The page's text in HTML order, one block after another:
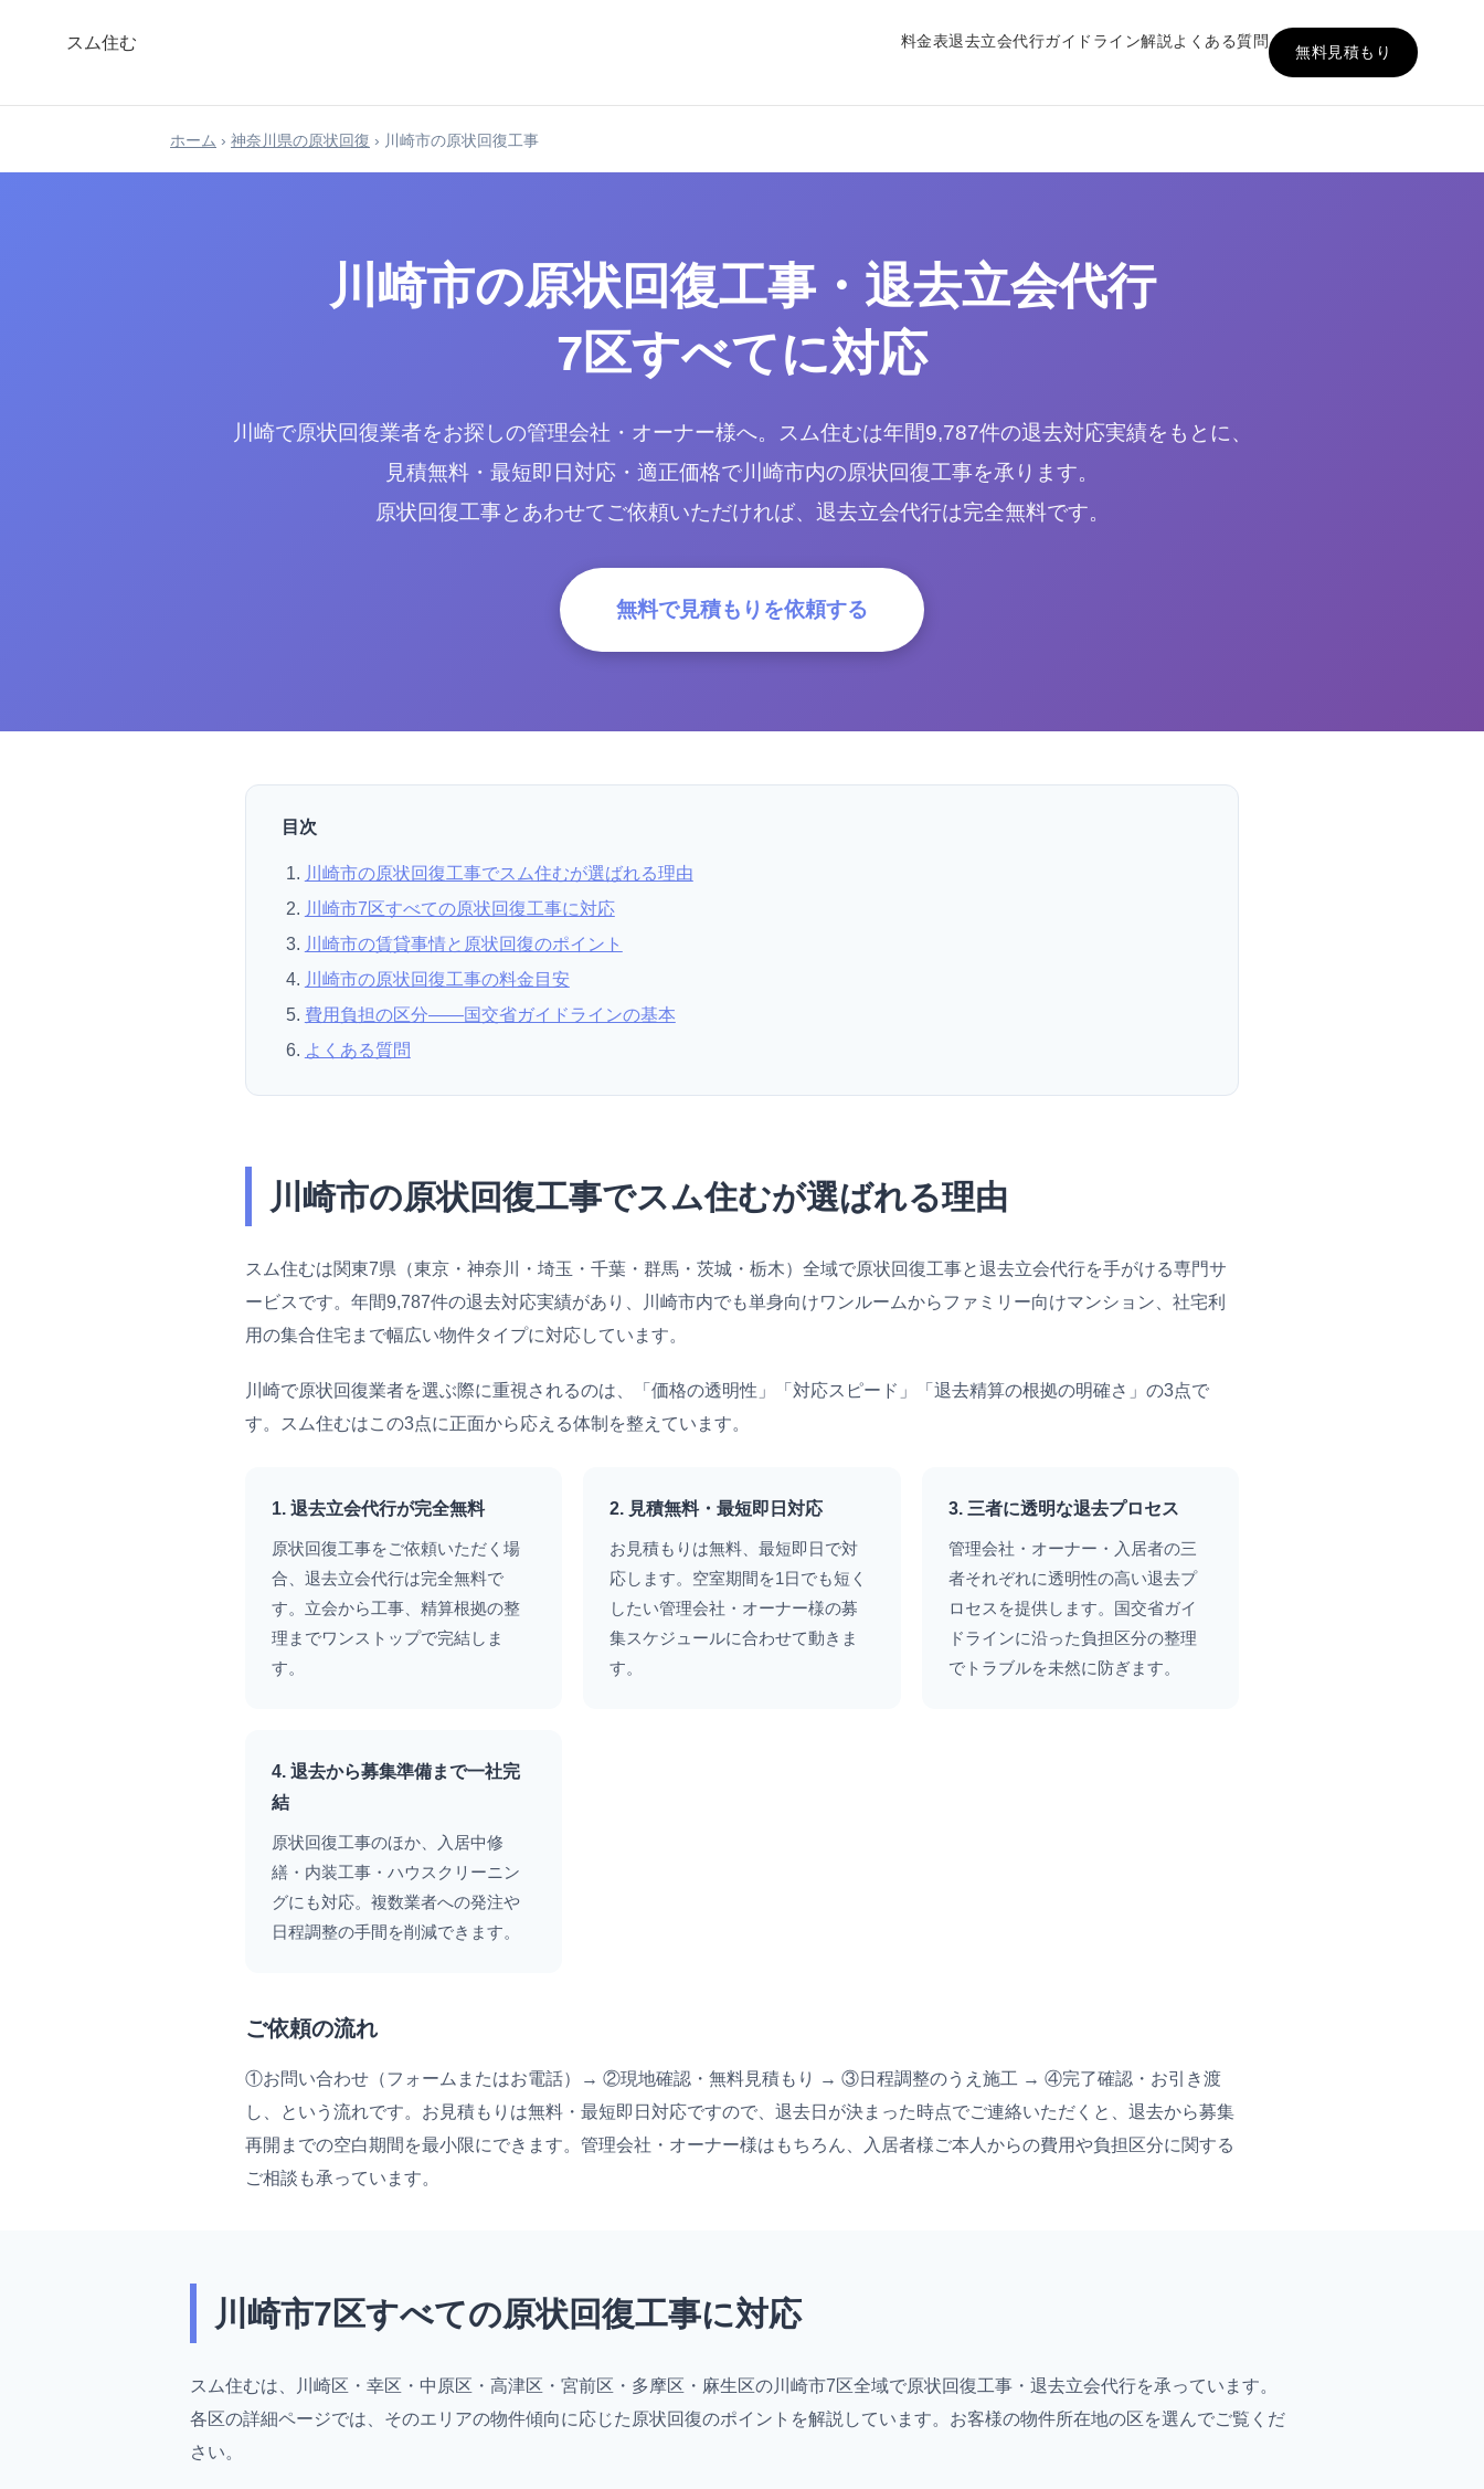
スム住む 料金表退去立会代行ガイドライン解説 よくある質問
無料見積もり
ホーム › 神奈川県の原状回復 › 川崎市の原状回復工事
川崎市の原状回復工事・退去立会代行
7区すべてに対応
川崎で原状回復業者をお探しの管理会社・オーナー様へ。スム住むは年間9,787件の退去対応実績をもとに、
見積無料・最短即日対応・適正価格で川崎市内の原状回復工事を承ります。
原状回復工事とあわせてご依頼いただければ、退去立会代行は完全無料です。
無料で見積もりを依頼する
目次
川崎市の原状回復工事でスム住むが選ばれる理由
川崎市7区すべての原状回復工事に対応
川崎市の賃貸事情と原状回復のポイント
川崎市の原状回復工事の料金目安
費用負担の区分——国交省ガイドラインの基本
よくある質問
川崎市の原状回復工事でスム住むが選ばれる理由
スム住むは関東7県（東京・神奈川・埼玉・千葉・群馬・茨城・栃木）全域で原状回復工事と退去立会代行を手がける専門サ
ービスです。年間9,787件の退去対応実績があり、川崎市内でも単身向けワンルームからファミリー向けマンション、社宅利
用の集合住宅まで幅広い物件タイプに対応しています。
川崎で原状回復業者を選ぶ際に重視されるのは、「価格の透明性」「対応スピード」「退去精算の根拠の明確さ」の3点で
す。スム住むはこの3点に正面から応える体制を整えています。
1. 退去立会代行が完全無料
原状回復工事をご依頼いただく場
合、退去立会代行は完全無料で
す。立会から工事、精算根拠の整
理までワンストップで完結しま
す。
2. 見積無料・最短即日対応
お見積もりは無料、最短即日で対
応します。空室期間を1日でも短く
したい管理会社・オーナー様の募
集スケジュールに合わせて動きま
す。
3. 三者に透明な退去プロセス
管理会社・オーナー・入居者の三
者それぞれに透明性の高い退去プ
ロセスを提供します。国交省ガイ
ドラインに沿った負担区分の整理
でトラブルを未然に防ぎます。
4. 退去から募集準備まで一社完
結
原状回復工事のほか、入居中修
繕・内装工事・ハウスクリーニン
グにも対応。複数業者への発注や
日程調整の手間を削減できます。
ご依頼の流れ
①お問い合わせ（フォームまたはお電話）→ ②現地確認・無料見積もり → ③日程調整のうえ施工 → ④完了確認・お引き渡
し、という流れです。お見積もりは無料・最短即日対応ですので、退去日が決まった時点でご連絡いただくと、退去から募集
再開までの空白期間を最小限にできます。管理会社・オーナー様はもちろん、入居者様ご本人からの費用や負担区分に関する
ご相談も承っています。
川崎市7区すべての原状回復工事に対応
スム住むは、川崎区・幸区・中原区・高津区・宮前区・多摩区・麻生区の川崎市7区全域で原状回復工事・退去立会代行を承っています。
各区の詳細ページでは、そのエリアの物件傾向に応じた原状回復のポイントを解説しています。お客様の物件所在地の区を選んでご覧くだ
さい。